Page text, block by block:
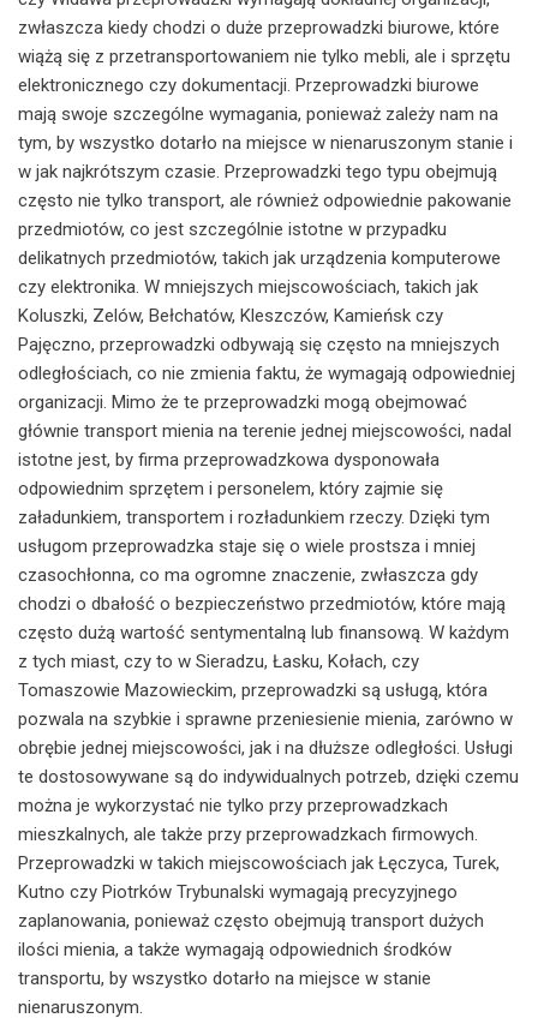
zwłaszcza kiedy chodzi o duże przeprowadzki biurowe, które
wiążą się z przetransportowaniem nie tylko mebli, ale i sprzętu
elektronicznego czy dokumentacji. Przeprowadzki biurowe
mają swoje szczególne wymagania, ponieważ zależy nam na
tym, by wszystko dotarło na miejsce w nienaruszonym stanie i
w jak najkrótszym czasie. Przeprowadzki tego typu obejmują
często nie tylko transport, ale również odpowiednie pakowanie
przedmiotów, co jest szczególnie istotne w przypadku
delikatnych przedmiotów, takich jak urządzenia komputerowe
czy elektronika. W mniejszych miejscowościach, takich jak
Koluszki, Zelów, Bełchatów, Kleszczów, Kamieńsk czy
Pajęczno, przeprowadzki odbywają się często na mniejszych
odległościach, co nie zmienia faktu, że wymagają odpowiedniej
organizacji. Mimo że te przeprowadzki mogą obejmować
głównie transport mienia na terenie jednej miejscowości, nadal
istotne jest, by firma przeprowadzkowa dysponowała
odpowiednim sprzętem i personelem, który zajmie się
załadunkiem, transportem i rozładunkiem rzeczy. Dzięki tym
usługom przeprowadzka staje się o wiele prostsza i mniej
czasochłonna, co ma ogromne znaczenie, zwłaszcza gdy
chodzi o dbałość o bezpieczeństwo przedmiotów, które mają
często dużą wartość sentymentalną lub finansową. W każdym
z tych miast, czy to w Sieradzu, Łasku, Kołach, czy
Tomaszowie Mazowieckim, przeprowadzki są usługą, która
pozwala na szybkie i sprawne przeniesienie mienia, zarówno w
obrębie jednej miejscowości, jak i na dłuższe odległości. Usługi
te dostosowywane są do indywidualnych potrzeb, dzięki czemu
można je wykorzystać nie tylko przy przeprowadzkach
mieszkalnych, ale także przy przeprowadzkach firmowych.
Przeprowadzki w takich miejscowościach jak Łęczyca, Turek,
Kutno czy Piotrków Trybunalski wymagają precyzyjnego
zaplanowania, ponieważ często obejmują transport dużych
ilości mienia, a także wymagają odpowiednich środków
transportu, by wszystko dotarło na miejsce w stanie
nienaruszonym.